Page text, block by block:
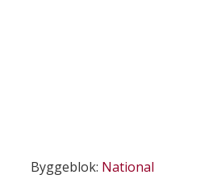
Byggeblok: National